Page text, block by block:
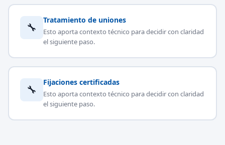
🔧
Tratamiento de uniones
Esto aporta contexto técnico para decidir con claridad
el siguiente paso.
🔧
Fijaciones certificadas
Esto aporta contexto técnico para decidir con claridad
el siguiente paso.